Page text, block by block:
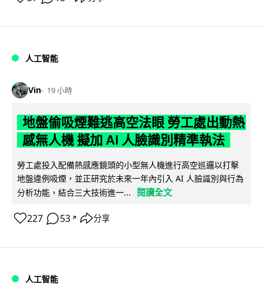
人工智能
Vin 19 小時
地盤偷吸煙難逃高空法眼 勞工處出動熱
感無人機 擬加 AI 人臉識別精準執法
勞工處投入配備熱感應鏡頭的小型無人機進行高空巡邏以打擊
地盤違例吸煙，並正研究於未來一年內引入 AI 人臉識別與行為
分析功能，結合三大技術進一...
閱讀全文
227 53 ↗ 分享
人工智能